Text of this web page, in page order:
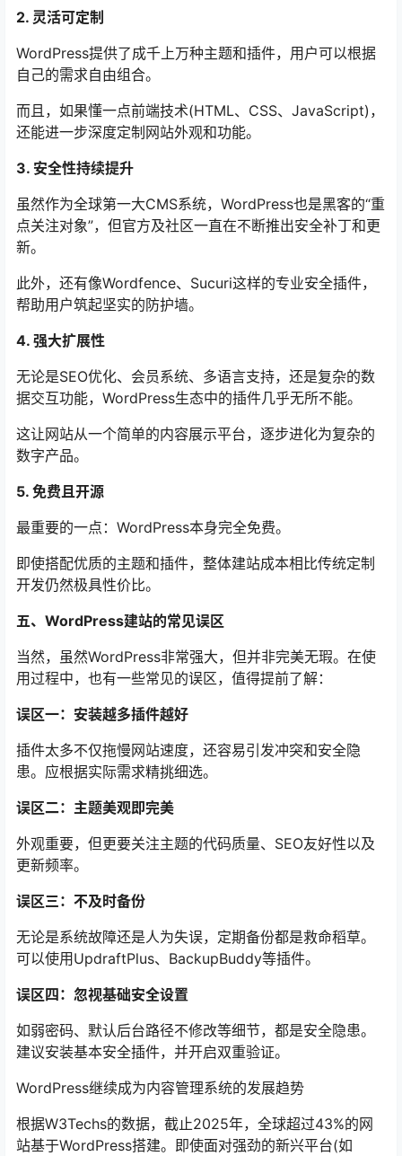
2. 灵活可定制
WordPress提供了成千上万种主题和插件，用户可以根据
自己的需求自由组合。
而且，如果懂一点前端技术(HTML、CSS、JavaScript)，
还能进一步深度定制网站外观和功能。
3. 安全性持续提升
虽然作为全球第一大CMS系统，WordPress也是黑客的“重
点关注对象”，但官方及社区一直在不断推出安全补丁和更
新。
此外，还有像Wordfence、Sucuri这样的专业安全插件，
帮助用户筑起坚实的防护墙。
4. 强大扩展性
无论是SEO优化、会员系统、多语言支持，还是复杂的数
据交互功能，WordPress生态中的插件几乎无所不能。
这让网站从一个简单的内容展示平台，逐步进化为复杂的
数字产品。
5. 免费且开源
最重要的一点：WordPress本身完全免费。
即使搭配优质的主题和插件，整体建站成本相比传统定制
开发仍然极具性价比。
五、WordPress建站的常见误区
当然，虽然WordPress非常强大，但并非完美无瑕。在使
用过程中，也有一些常见的误区，值得提前了解：
误区一：安装越多插件越好
插件太多不仅拖慢网站速度，还容易引发冲突和安全隐
患。应根据实际需求精挑细选。
误区二：主题美观即完美
外观重要，但更要关注主题的代码质量、SEO友好性以及
更新频率。
误区三：不及时备份
无论是系统故障还是人为失误，定期备份都是救命稻草。
可以使用UpdraftPlus、BackupBuddy等插件。
误区四：忽视基础安全设置
如弱密码、默认后台路径不修改等细节，都是安全隐患。
建议安装基本安全插件，并开启双重验证。
WordPress继续成为内容管理系统的发展趋势
根据W3Techs的数据，截止2025年，全球超过43%的网
站基于WordPress搭建。即使面对强劲的新兴平台(如